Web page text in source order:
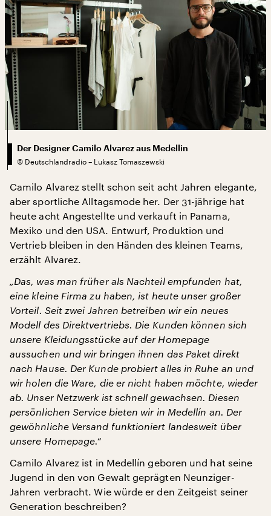
Der Designer Camilo Alvarez aus Medellin
© Deutschlandradio – Lukasz Tomaszewski
Camilo Alvarez stellt schon seit acht Jahren elegante,
aber sportliche Alltagsmode her. Der 31-jährige hat
heute acht Angestellte und verkauft in Panama,
Mexiko und den USA. Entwurf, Produktion und
Vertrieb bleiben in den Händen des kleinen Teams,
erzählt Alvarez.
„Das, was man früher als Nachteil empfunden hat,
eine kleine Firma zu haben, ist heute unser großer
Vorteil. Seit zwei Jahren betreiben wir ein neues
Modell des Direktvertriebs. Die Kunden können sich
unsere Kleidungsstücke auf der Homepage
aussuchen und wir bringen ihnen das Paket direkt
nach Hause. Der Kunde probiert alles in Ruhe an und
wir holen die Ware, die er nicht haben möchte, wieder
ab. Unser Netzwerk ist schnell gewachsen. Diesen
persönlichen Service bieten wir in Medellín an. Der
gewöhnliche Versand funktioniert landesweit über
unsere Homepage.“
Camilo Alvarez ist in Medellín geboren und hat seine
Jugend in den von Gewalt geprägten Neunziger-
Jahren verbracht. Wie würde er den Zeitgeist seiner
Generation beschreiben?